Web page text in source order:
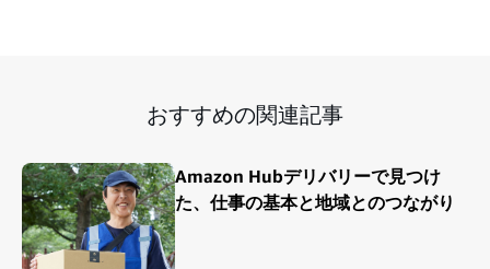
おすすめの関連記事
Amazon Hubデリバリーで見つけ
た、仕事の基本と地域とのつながり